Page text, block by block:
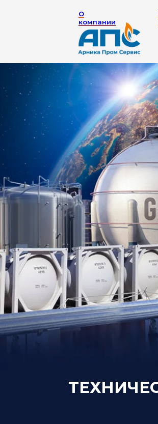
О
компании